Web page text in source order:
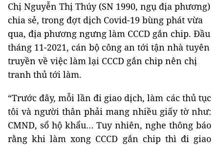
Chị Nguyễn Thị Thúy (SN 1990, ngụ địa phương)
chia sẻ, trong đợt dịch Covid-19 bùng phát vừa
qua, địa phương ngưng làm CCCD gắn chip. Đầu
tháng 11-2021, cán bộ công an tới tận nhà tuyên
truyền về việc làm lại CCCD gắn chip nên chị
tranh thủ tới làm.
“Trước đây, mỗi lần đi giao dịch, làm các thủ tục
tôi và người thân phải mang nhiều giấy tờ như:
CMND, sổ hộ khẩu… Tuy nhiên, nghe thông báo
rằng khi làm xong CCCD gắn chip thì đi giao